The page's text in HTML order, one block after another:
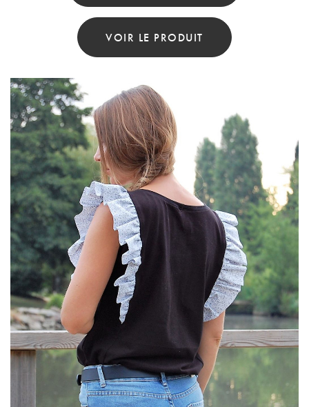
Ce
Produit
Variations.
Les
Options
Peuvent
Être
Choisies
VOIR LE PRODUIT